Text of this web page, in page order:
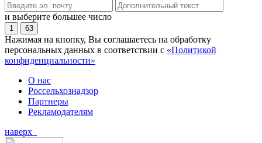
и выберите большее число
1 63
Нажимая на кнопку, Вы соглашаетесь на обработку
персональных данных в соответствии с «Политикой
конфиденциальности»
О нас
Россельхознадзор
Партнеры
Рекламодателям
наверх